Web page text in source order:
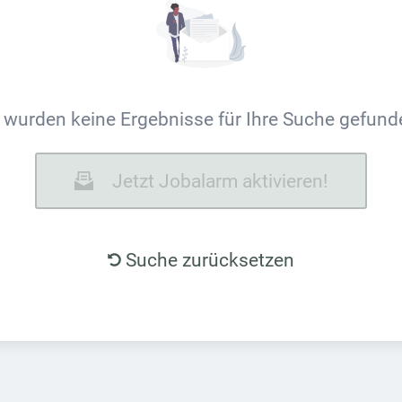
wurden keine Ergebnisse für Ihre Suche
Jetzt Jobalarm aktivieren!
Suche zurücksetzen